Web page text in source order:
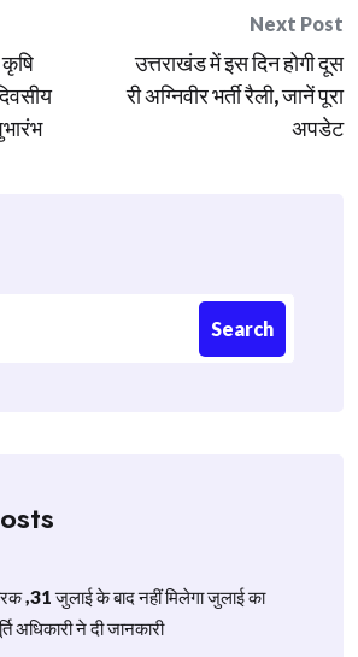
कृषि
Next Post
उत्तराखंड में इस दिन होगी दूस
री अग्निवीर भर्ती रैली, जानें पूरा
अपडेट
Search
,31 जुलाई के बाद नहीं मिलेगा जुलाई का
अधिकारी ने दी जानकारी